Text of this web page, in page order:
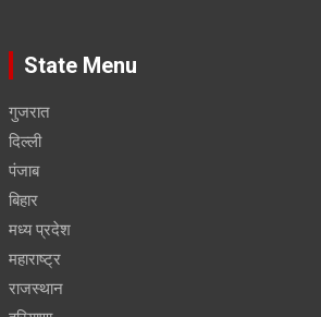
State Menu
गुजरात
दिल्ली
पंजाब
बिहार
मध्य प्रदेश
महाराष्ट्र
राजस्थान